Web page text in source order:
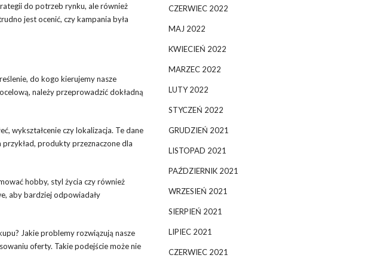
do potrzeb rynku, ale również
jest ocenić, czy kampania była
do kogo kierujemy nasze
należy przeprowadzić dokładną
wykształcenie czy lokalizacja. Te dane
produkty przeznaczone dla
hobby, styl życia czy również
aby bardziej odpowiadały
Jakie problemy rozwiązują nasze
oferty. Takie podejście może nie
CZERWIEC 2022
MAJ 2022
KWIECIEŃ 2022
MARZEC 2022
LUTY 2022
STYCZEŃ 2022
GRUDZIEŃ 2021
LISTOPAD 2021
PAŹDZIERNIK 2021
WRZESIEŃ 2021
SIERPIEŃ 2021
LIPIEC 2021
CZERWIEC 2021